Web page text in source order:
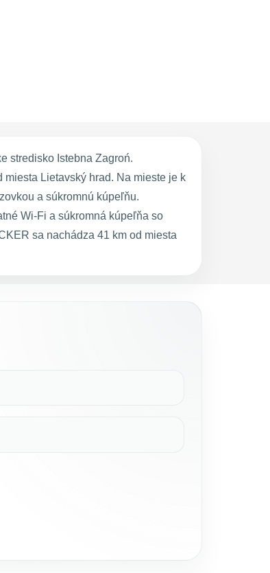
stredisko Istebna Zagroń.
Lietavský hrad. Na mieste je k
a súkromnú kúpeľňu.
Wi-Fi a súkromná kúpeľňa so
sa nachádza 41 km od miesta